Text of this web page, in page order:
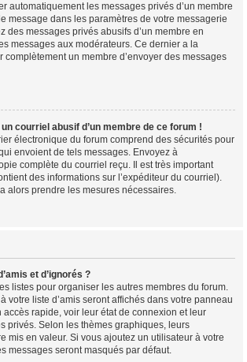
automatiquement les messages privés d’un membre
message dans les paramètres de votre messagerie
des messages privés abusifs d’un membre en
messages aux modérateurs. Ce dernier a la
complètement un membre d’envoyer des messages
courriel abusif d’un membre de ce forum !
électronique du forum comprend des sécurités pour
envoient de tels messages. Envoyez à
complète du courriel reçu. Il est très important
des informations sur l’expéditeur du courriel).
alors prendre les mesures nécessaires.
et d’ignorés ?
listes pour organiser les autres membres du forum.
votre liste d’amis seront affichés dans votre panneau
accès rapide, voir leur état de connexion et leur
privés. Selon les thèmes graphiques, leurs
mis en valeur. Si vous ajoutez un utilisateur à votre
messages seront masqués par défaut.